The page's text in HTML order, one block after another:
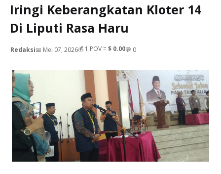
Iringi Keberangkatan Kloter 14
Di Liputi Rasa Haru
Redaksi📅 Mei 07, 2026💰 1 POV = $ 0.00💬 0